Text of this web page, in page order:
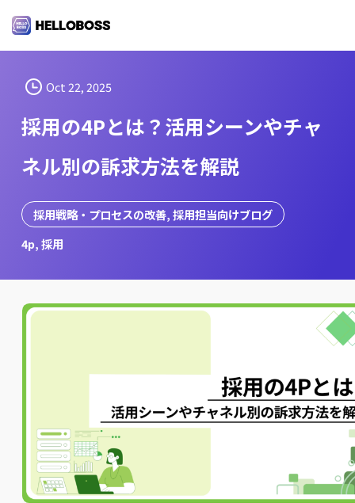
i
Oct 22, 2025
採用の4Pとは？活用シーンやチャ
ネル別の訴求方法を解説
採用戦略・プロセスの改善, 採用担当向けブログ
4p, 採用